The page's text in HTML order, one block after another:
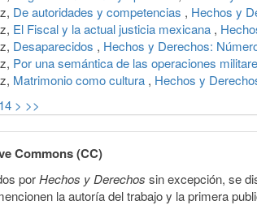
De autoridades y competencias , Hechos y
El Fiscal y la actual justicia mexicana ,
Desaparecidos , Hechos y Derechos:
Por una semántica de las operaciones
Matrimonio como cultura , Hechos y
14 > >>
Commons (CC)
porHechos y Derechos sin excepción, se
la autoría del trabajo y la primera